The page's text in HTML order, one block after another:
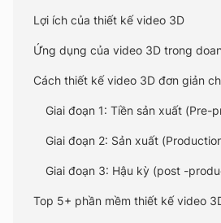
Lợi ích của thiết kế video 3D
Ứng dụng của video 3D trong
Cách thiết kế video 3D đơn giản
Giai đoạn 1: Tiền sản xuất (Pre-
Giai đoạn 2: Sản xuất
Giai đoạn 3: Hậu kỳ (post -
Top 5+ phần mềm thiết kế video